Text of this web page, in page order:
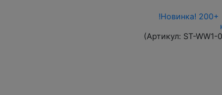
!Новинка! 200+
(Артикул: ST-